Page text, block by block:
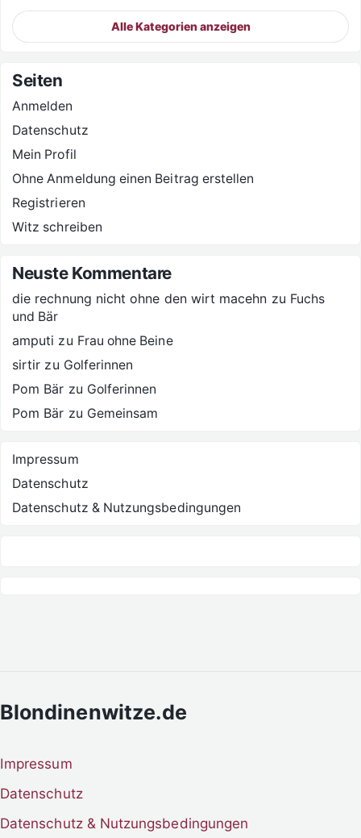
Alle Kategorien anzeigen
Seiten
Anmelden
Datenschutz
Mein Profil
Ohne Anmeldung einen Beitrag erstellen
Registrieren
Witz schreiben
Neuste Kommentare
die rechnung nicht ohne den wirt macehn zu Fuchs
und Bär
amputi zu Frau ohne Beine
sirtir zu Golferinnen
Pom Bär zu Golferinnen
Pom Bär zu Gemeinsam
Impressum
Datenschutz
Datenschutz & Nutzungsbedingungen
Blondinenwitze.de
Impressum
Datenschutz
Datenschutz & Nutzungsbedingungen